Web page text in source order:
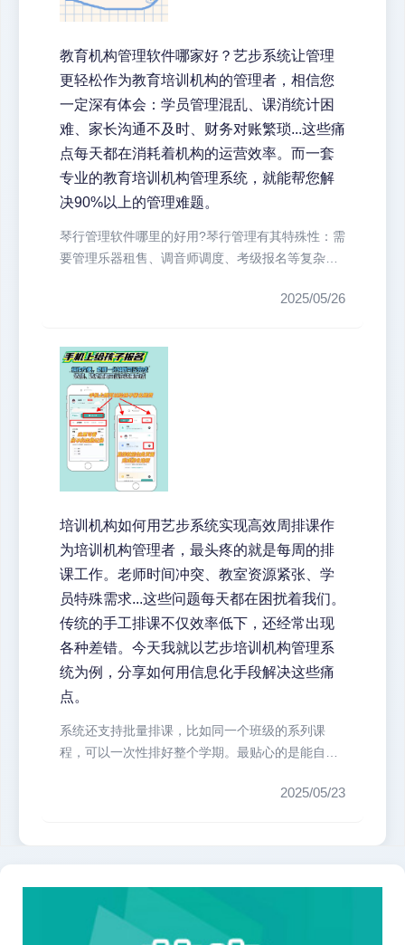
教育机构管理软件哪家好？艺步系统让管理
更轻松作为教育培训机构的管理者，相信您
一定深有体会：学员管理混乱、课消统计困
难、家长沟通不及时、财务对账繁琐...这些痛
点每天都在消耗着机构的运营效率。而一套
专业的教育培训机构管理系统，就能帮您解
决90%以上的管理难题。
琴行管理软件哪里的好用?琴行管理有其特殊性：需
要管理乐器租售、调音师调度、考级报名等复杂业
2025/05/26
培训机构如何用艺步系统实现高效周排课作
为培训机构管理者，最头疼的就是每周的排
课工作。老师时间冲突、教室资源紧张、学
员特殊需求...这些问题每天都在困扰着我们。
传统的手工排课不仅效率低下，还经常出现
各种差错。今天我就以艺步培训机构管理系
统为例，分享如何用信息化手段解决这些痛
点。
系统还支持批量排课，比如同一个班级的系列课
程，可以一次性排好整个学期。最贴心的是能自动
2025/05/23